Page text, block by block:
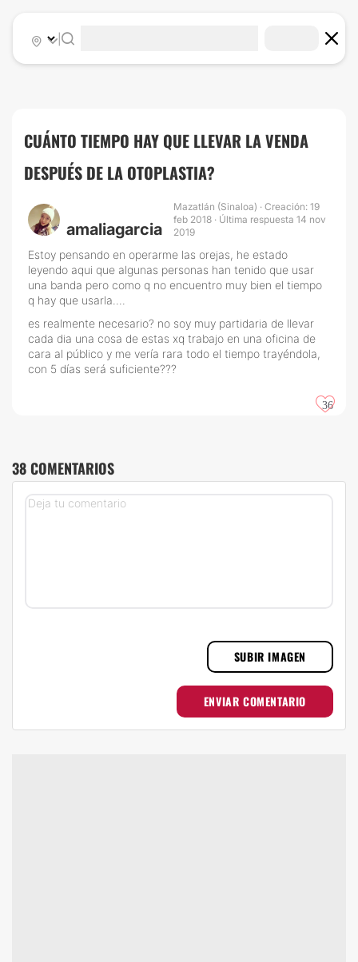
|
CUÁNTO TIEMPO HAY QUE LLEVAR LA VENDA
DESPUÉS DE LA OTOPLASTIA?
amaliagarcia
Mazatlán (Sinaloa) · Creación: 19
feb 2018 · Última respuesta 14 nov
2019
Estoy pensando en operarme las orejas, he estado
leyendo aqui que algunas personas han tenido que usar
una banda pero como q no encuentro muy bien el tiempo
q hay que usarla....
es realmente necesario? no soy muy partidaria de llevar
cada dia una cosa de estas xq trabajo en una oficina de
cara al público y me vería rara todo el tiempo trayéndola,
con 5 días será suficiente???
36
38 COMENTARIOS
SUBIR IMAGEN
ENVIAR COMENTARIO